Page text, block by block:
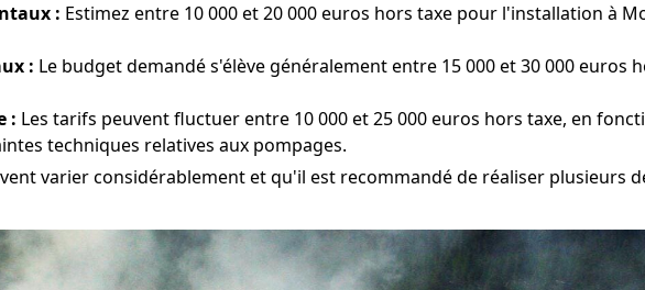
: Estimez entre 10 000 et 20 000 euros hors taxe pour l'installation à
: Le budget demandé s'élève généralement entre 15 000 et 30 000 euros
: Les tarifs peuvent fluctuer entre 10 000 et 25 000 euros hors taxe, en
techniques relatives aux pompages.
varier considérablement et qu'il est recommandé de réaliser plusieurs